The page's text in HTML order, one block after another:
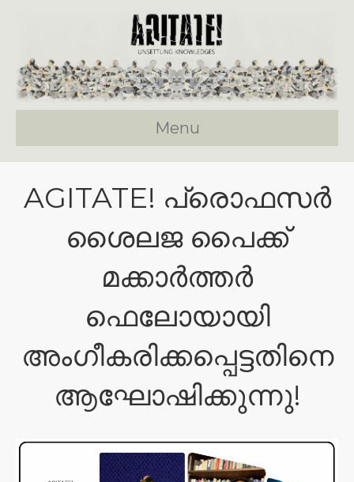
Menu
AGITATE! പ്രൊഫസർ
ശൈലജ പൈക്ക്
മക്കാർത്തർ
ഫെലോയായി
അംഗീകരിക്കപ്പെട്ടതിനെ
ആഘോഷിക്കുന്നു!